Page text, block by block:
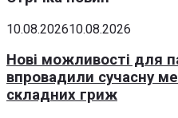
10.08.202610.08.2026
Нові можливості для
впровадили сучасну
складних гриж